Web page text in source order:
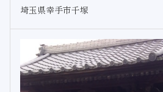
埼玉県幸手市千塚